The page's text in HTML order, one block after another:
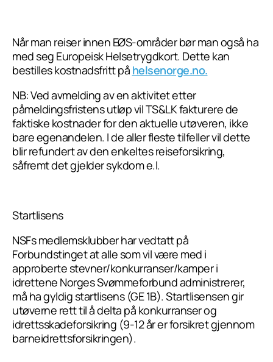
Når man reiser innen EØS-områder bør man også ha
med seg Europeisk Helsetrygdkort. Dette kan
bestilles kostnadsfritt på helsenorge.no.
NB: Ved avmelding av en aktivitet etter
påmeldingsfristens utløp vil TS&LK fakturere de
faktiske kostnader for den aktuelle utøveren, ikke
bare egenandelen. I de aller fleste tilfeller vil dette
blir refundert av den enkeltes reiseforsikring,
såfremt det gjelder sykdom e.l.
Startlisens
NSFs medlemsklubber har vedtatt på
Forbundstinget at alle som vil være med i
approberte stevner/konkurranser/kamper i
idrettene Norges Svømmeforbund administrerer,
må ha gyldig startlisens (GE 1B). Startlisensen gir
utøverne rett til å delta på konkurranser og
idrettsskadeforsikring (9-12 år er forsikret gjennom
barneidrettsforsikringen).